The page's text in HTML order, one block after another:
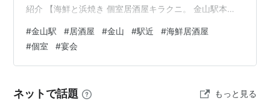
紹介 【海鮮と浜焼き 個室居酒屋キラクニ。 金山駅本
駅近の便利さに加え、落ち着いて過ごせる個室をご用意
しているので、少人数の食事から宴会まで幅広く対応で
きます。新鮮な海の幸を中心に、つい会話が弾むおいし
おります。
#金山駅 #居酒屋 #金山 #駅近 #海鮮居酒屋
#個室 #宴会
ネットで話題 もっと見る